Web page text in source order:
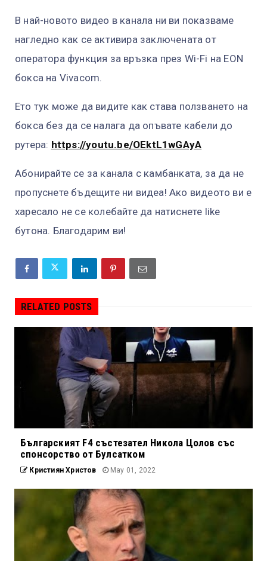
В най-новото видео в канала ни ви показваме
нагледно как се активира заключената от
оператора функция за връзка през Wi-Fi на EON
бокса на Vivacom.
Ето тук може да видите как става ползването на
бокса без да се налага да опъвате кабели до
рутера: https://youtu.be/OEktL1wGAyA
Абонирайте се за канала с камбанката, за да не
пропуснете бъдещите ни видеа! Ако видеото ви е
харесало не се колебайте да натиснете like
бутона. Благодарим ви!
RELATED POSTS
Българският F4 състезател Никола Цолов със
спонсорство от Булсатком
Кристиян Христов May 01, 2022